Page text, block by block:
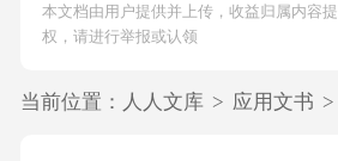
本文档由用户提供并上传，收益归属内容
权，请进行举报或认领
当前位置： 人人文库 > 应用文书 >